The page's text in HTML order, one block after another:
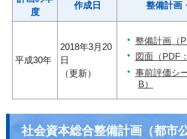
度
作成日 整備計画
平成30年
2018年3月20
日
（更新）
整備計画（
図面（PDF
事前評価シ
B）
社会資本総合整備計画（都市